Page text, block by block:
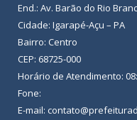
End.: Av. Barão do Rio
Cidade: Igarapé-Açu – PA
Bairro: Centro
CEP: 68725-000
Horário de Atendimento:
Fone:
E-mail: